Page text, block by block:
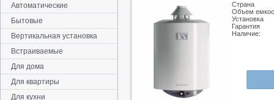
Страна
Объем
Установка
Гарантия
Наличие:
Автоматические
Бытовые
Вертикальная установка
Встраиваемые
Для дома
Для квартиры
Для кухни